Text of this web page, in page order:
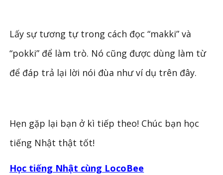
Lấy sự tương tự trong cách đọc “makki” và
“pokki” để làm trò. Nó cũng được dùng làm từ
để đáp trả lại lời nói đùa như ví dụ trên đây.
Hẹn gặp lại bạn ở kì tiếp theo! Chúc bạn học
tiếng Nhật thật tốt!
Học tiếng Nhật cùng LocoBee